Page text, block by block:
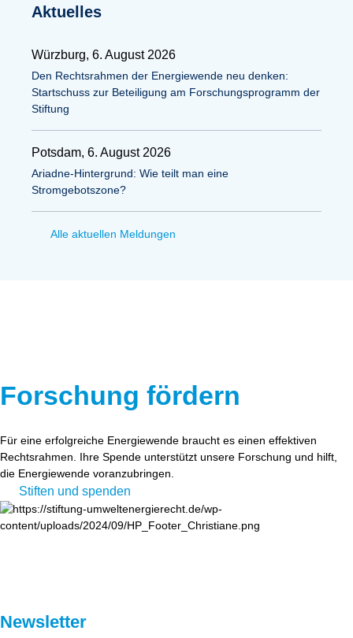
Aktuelles
Würzburg, 6. August 2026
Den Rechtsrahmen der Energiewende neu denken:
Startschuss zur Beteiligung am Forschungsprogramm der
Stiftung
Potsdam, 6. August 2026
Ariadne-Hintergrund: Wie teilt man eine
Stromgebotszone?
Alle aktuellen Meldungen
Forschung fördern
Für eine erfolgreiche Energiewende braucht es einen effektiven
Rechtsrahmen. Ihre Spende unterstützt unsere Forschung und hilft,
die Energiewende voranzubringen.
Stiften und spenden
Newsletter